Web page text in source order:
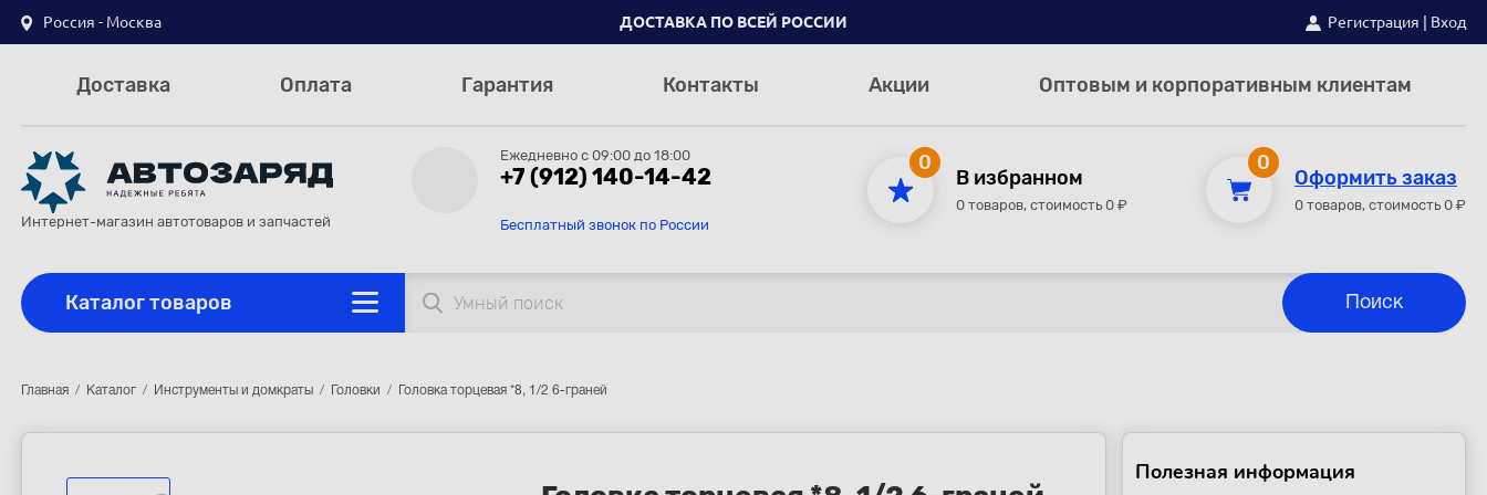
Россия - Москва ДОСТАВКА ПО ВСЕЙ РОССИИ Регистрация Вход
Доставка Оплата Гарантия Контакты Акции Оптовым и корпоративным клиентам
Интернет-магазин автотоваров и запчастей
Ежедневно с 09:00 до 18:00
+7 (912) 140-14-42
Бесплатный звонок по России
0
В избранном
0 товаров, стоимость 0 ₽
0
Оформить заказ
0 товаров, стоимость 0 ₽
Каталог товаров
Главная Каталог Инструменты и домкраты Головки Головка торцевая *8, 1/2 6-граней
Полезная информация